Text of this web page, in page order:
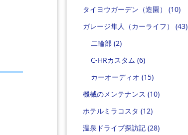
タイヨウガーデン（造園） (10)
ガレージ隼人（カーライフ） (43)
二輪部 (2)
C-HRカスタム (6)
カーオーディオ (15)
機械のメンテナンス (10)
ホテルミラコスタ (12)
温泉ドライブ探訪記 (28)